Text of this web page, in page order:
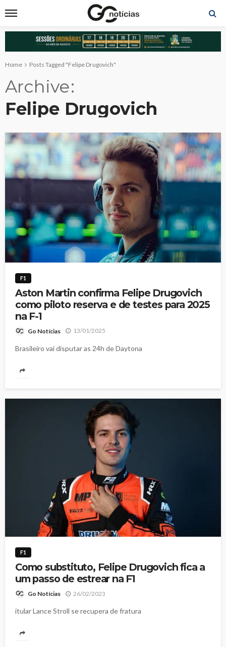
Home Posts Tagged "Felipe Drugovich"
Archive
Felipe Drugovich
F1
Aston Martin confirma Felipe Drugovich
como piloto reserva e de testes para 2025
na F-1
Go Notícias 13/01/2025
Brasileiro vai disputar as 24h de Daytona
F1
Como substituto, Felipe Drugovich fica a
um passo de estrear na F1
Go Notícias 26/02/2023
itular Lance Stroll se recupera de fratura